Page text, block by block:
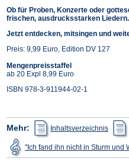
Ob für Proben, Konzerte oder
frischen, ausdrucksstarken Liedern.
Jetzt entdecken, mitsingen und
Preis: 9,99 Euro, Edition DV 127
Mengenpreisstaffel
ab 20 Expl 8,99 Euro
ISBN 978-3-911944-02-1
Mehr: Inhaltsverzeichnis
(Öffnet
in
einem
neuen
Tab)
"Ich fand ihn nicht in Sturm und